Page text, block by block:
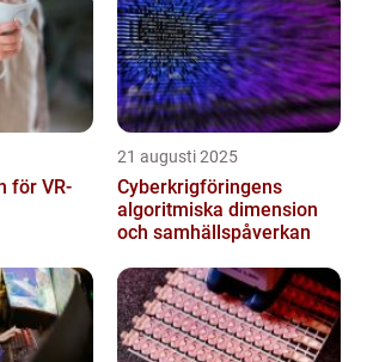
för VR-
21 augusti 2025
Cyberkrigföringens
algoritmiska dimension
och samhällspåverkan